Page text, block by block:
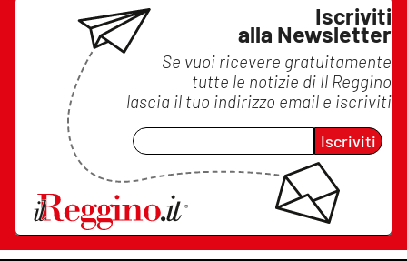
Iscriviti
alla Newsletter
Se vuoi ricevere gratuitamente
tutte le notizie di Il Reggino
lascia il tuo indirizzo email e iscriviti
Iscriviti